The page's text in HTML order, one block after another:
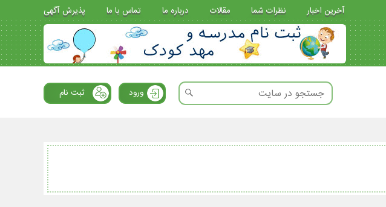
آخرین اخبار نظرات شما مقالات درباره ما تماس با ما پذیرش آگهی
ورود ثبت نام